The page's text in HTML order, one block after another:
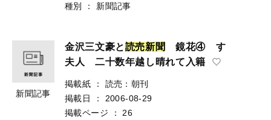
種別
： 新聞記事
新聞記事
金沢三文豪と読売新聞
鏡花④ すゞ
夫人 二十数年越し晴れて入籍
掲載紙 ：
読売：朝刊
掲載日
：
2006-08-29
掲載ページ
：
26